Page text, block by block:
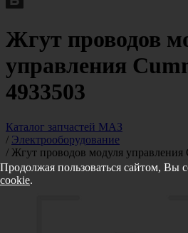
Жгут проводов
управления
4933503
Каталог запчастей МАЗ
/ Электрооборудование
/ Жгут проводов модуля управления
Продолжая пользоваться сайтом, Вы
cookie.